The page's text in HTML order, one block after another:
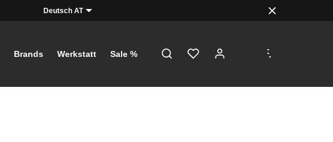
Deutsch AT
Brands Werkstatt Sale %
...